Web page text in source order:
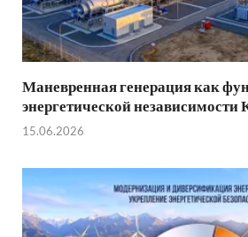
Маневренная генерация как
энергетической независимости
15.06.2026